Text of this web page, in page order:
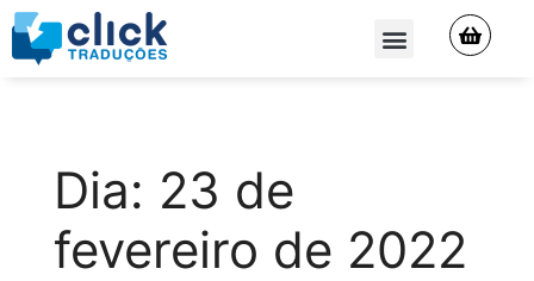
Dia: 23 de
fevereiro de 2022